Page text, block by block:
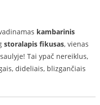
kambarinis
storalapis fikusas, vienas
Tai ypač nereiklus,
dideliais, blizgančiais